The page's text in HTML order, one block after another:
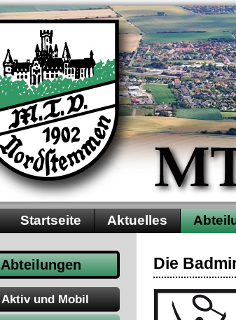
Startseite Aktuelles
Die
Abteilungen
Aktiv und Mobil